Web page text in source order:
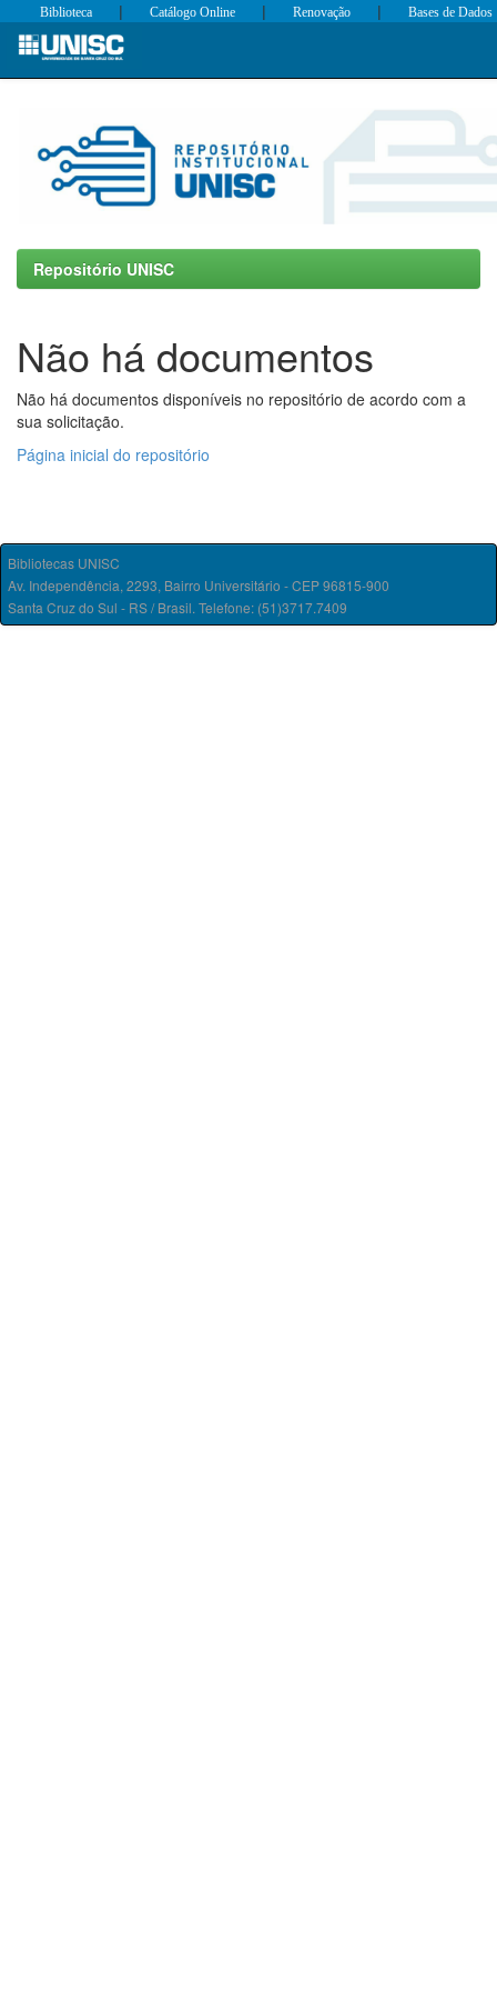
Skip
Biblioteca | Catálogo Online | Renovação | Bases de Dados
Repositório UNISC
Não há documentos
Não há documentos disponíveis no repositório de acordo com a
sua solicitação.
Página inicial do repositório
Bibliotecas UNISC
Av. Independência, 2293, Bairro Universitário - CEP 96815-900
Santa Cruz do Sul - RS / Brasil. Telefone: (51)3717.7409